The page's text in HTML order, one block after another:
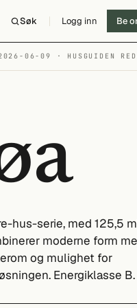
Søk Logg inn Be
06-09 · HUSGUIDEN
hus-serie, med 125,5
moderne form
og mulighet for
Energiklasse B.